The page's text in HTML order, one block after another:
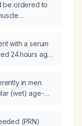
be ordered to
with a serum
24 hours ago)
in men
(wet) age-
(PRN)